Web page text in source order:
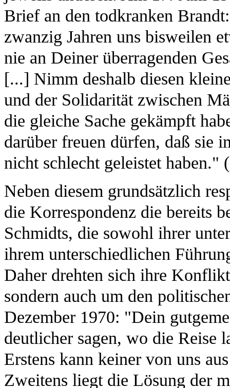
Brief an den todkranken
zwanzig Jahren uns bisweilen
nie an Deiner überragenden
[...] Nimm deshalb diesen
und der Solidarität zwischen
die gleiche Sache gekämpft
darüber freuen dürfen, daß sie
nicht schlecht geleistet haben."
Neben diesem grundsätzlich
die Korrespondenz die bereits
Schmidts, die sowohl ihrer
ihrem unterschiedlichen
Daher drehten sich ihre
sondern auch um den
Dezember 1970: "Dein
deutlicher sagen, wo die Reise
Erstens kann keiner von uns
Zweitens liegt die Lösung der